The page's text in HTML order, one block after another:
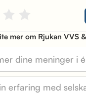
mer om Rjukan VVS